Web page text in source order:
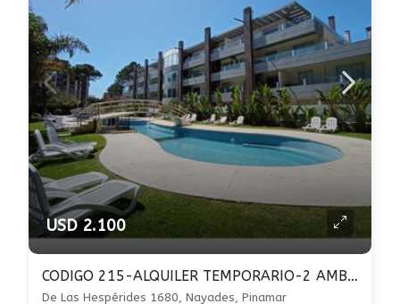
USD 2.100
CODIGO 215-ALQUILER TEMPORARIO-2 AMBIENTES -PILETA CLIMATIZADA-COCHERA-PARRILLA
De Las Hespérides 1680, Nayades, Pinamar